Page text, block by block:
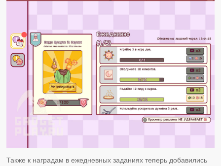
Также к наградам в ежедневных заданиях теперь добавились